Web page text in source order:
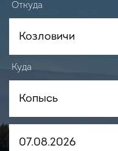
Откуда
Куда